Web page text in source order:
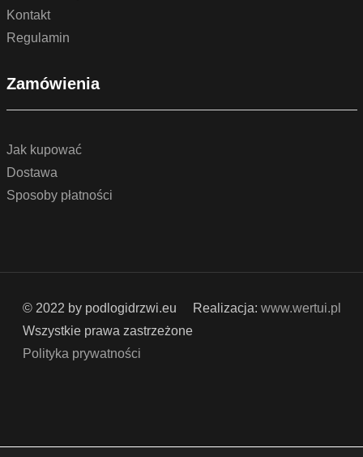
Kontakt
Regulamin
Zamówienia
Jak kupować
Dostawa
Sposoby płatności
© 2022 by podlogidrzwi.eu
Wszystkie prawa zastrzeżone
Polityka prywatności
Realizacja: www.wertui.pl